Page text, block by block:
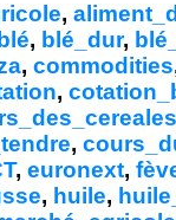
,
blé, blé_dur,
, commodities
,
,
, euronext,
, huile,